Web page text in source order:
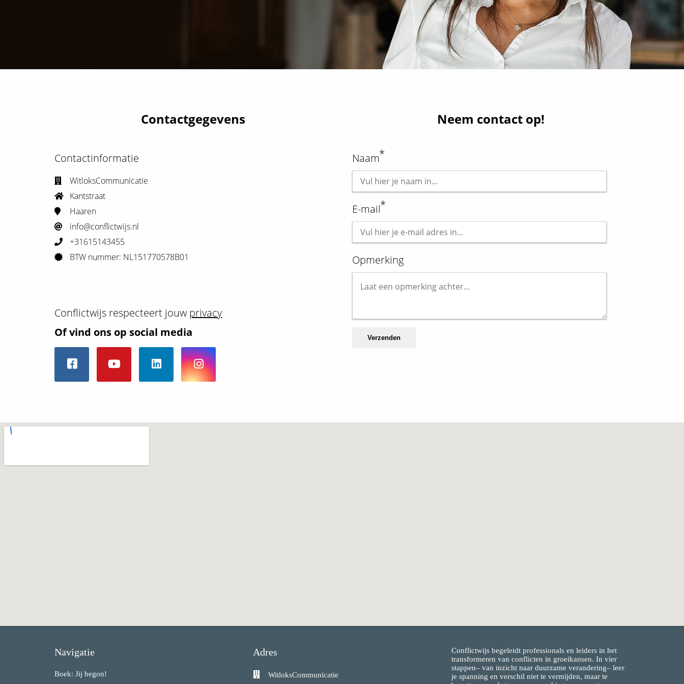
Contactgegevens
Contactinformatie
WitloksCommunicatie
Kantstraat
Haaren
info@conflictwijs.nl
+31615143455
BTW nummer: NL151770578B01
Conflictwijs respecteert jouw privacy
Of vind ons op social media
Neem contact op!
Naam*
E-mail*
Opmerking
Verzenden
Navigatie
Boek: Jij begon!
Adres
WitloksCommunicatie
Conflictwijs begeleidt professionals en leiders in het
transformeren van conflicten in groeikansen. In vier
stappen– van inzicht naar duurzame verandering– leer
je spanning en verschil niet te vermijden, maar te